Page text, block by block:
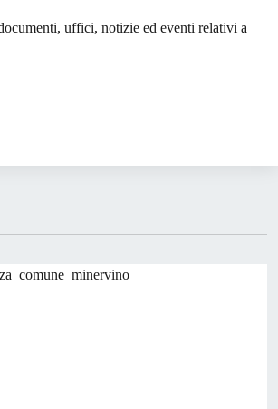
uffici, notizie ed eventi relativi a